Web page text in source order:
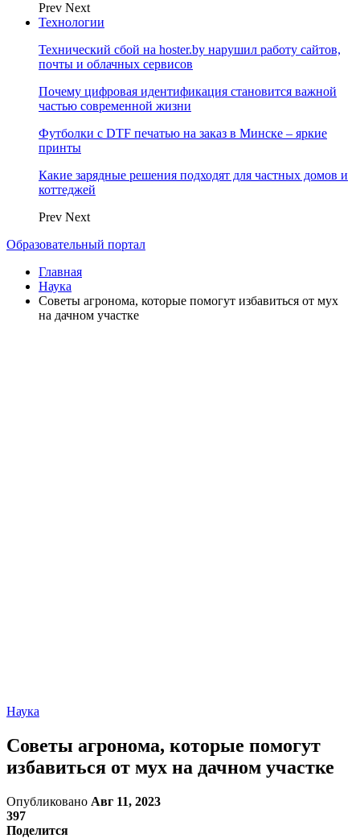
Prev Next
Технологии
Технический сбой на hoster.by нарушил работу сайтов,
почты и облачных сервисов
Почему цифровая идентификация становится важной
частью современной жизни
Футболки с DTF печатью на заказ в Минске – яркие
принты
Какие зарядные решения подходят для частных домов и
коттеджей
Prev Next
Образовательный портал
Главная
Наука
Советы агронома, которые помогут избавиться от мух
на дачном участке
Наука
Советы агронома, которые помогут
избавиться от мух на дачном участке
Опубликовано Авг 11, 2023
397
Поделится